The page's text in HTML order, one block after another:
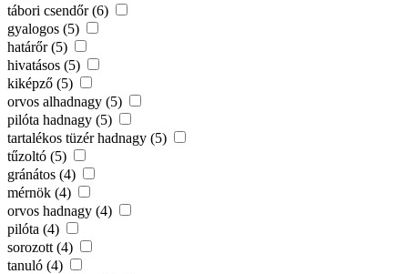
tábori csendőr (6)
gyalogos (5)
határőr (5)
hivatásos (5)
kiképző (5)
orvos alhadnagy (5)
pilóta hadnagy (5)
tartalékos tüzér hadnagy (5)
tűzoltó (5)
gránátos (4)
mérnök (4)
orvos hadnagy (4)
pilóta (4)
sorozott (4)
tanuló (4)